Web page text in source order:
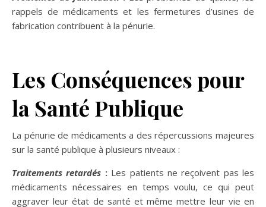
rappels de médicaments et les fermetures d’usines de
fabrication contribuent à la pénurie.
Les Conséquencespour
la Santé Publique
La pénurie de médicaments a des répercussions majeures
sur la santé publique à plusieurs niveaux :
Traitements retardés :Les patients ne reçoivent pas les
médicaments nécessaires en temps voulu, ce qui peut
aggraver leur état de santé et même mettre leur vie en